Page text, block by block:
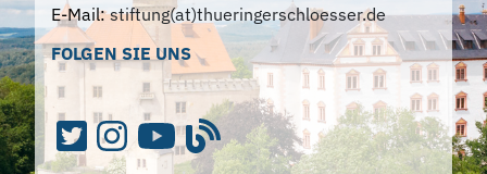
E-Mail:stiftung(at)thueringerschloesser.de
FOLGEN SIE UNS